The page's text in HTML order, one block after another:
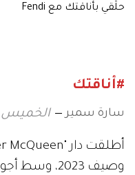
حلّقي بأناقتك مع Fendi
#أناقتك
سارة سمير الخميس 13 أكتوبر 2022
وصيف 2023،